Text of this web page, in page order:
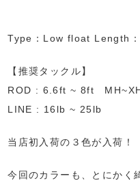
Type：Low float Length
【推奨タックル】
ROD : 6.6ft ~ 8ft
LINE : 16lb ~ 25lb
当店初入荷の３色が入荷！
今回のカラーも、とにかく